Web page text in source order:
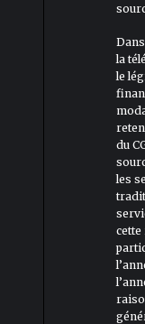
la
le
du
les